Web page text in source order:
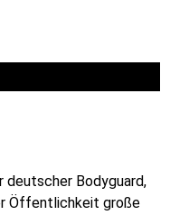
Bodyguard,
Öffentlichkeit große